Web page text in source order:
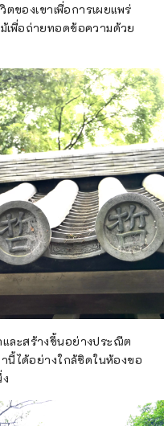
ของเขาเพื่อการเผยแพร่
พื่อถ่ายทอดข้อความด้วย
ละสร้างขึ้นอย่างประณีต
นี้ได้อย่างใกล้ชิดในห้องขอ